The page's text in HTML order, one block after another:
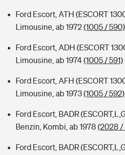
Ford Escort, ATH (ESCORT
Limousine, ab 1972(1005 / 590)
Ford Escort, ADH (ESCORT
Limousine, ab 1974(1005 / 591)
Ford Escort, AFH (ESCORT
Limousine, ab 1973(1005 / 592)
Ford Escort, BADR
Benzin, Kombi, ab 1978 (2028 /
Ford Escort, BADR